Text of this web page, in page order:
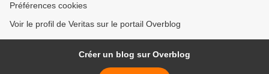
Préférences cookies
Voir le profil de Veritas sur le portail Overblog
Créer un blog sur Overblog